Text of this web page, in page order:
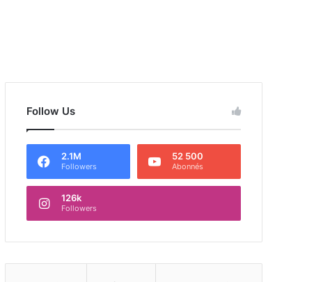
Follow Us
2.1M
Followers
52 500
Abonnés
126k
Followers